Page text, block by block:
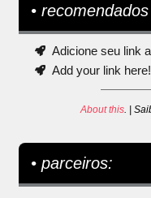
•
Adicione seu link
Add your link here!
About this. |
• parceiros: